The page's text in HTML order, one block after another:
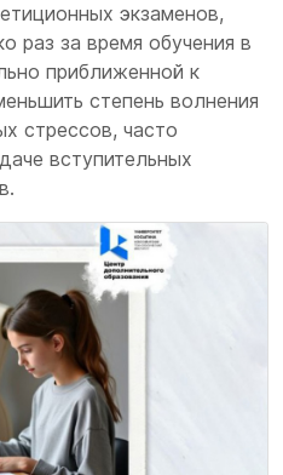
экзаменов,
раз за время обучения в
приближенной к
степень волнения
стрессов, часто
вступительных